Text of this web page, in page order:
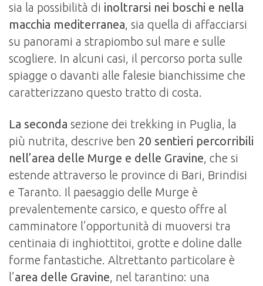
sia la possibilità di inoltrarsi nei boschi e nella
macchia mediterranea, sia quella di affacciarsi
su panorami a strapiombo sul mare e sulle
scogliere. In alcuni casi, il percorso porta sulle
spiagge o davanti alle falesie bianchissime che
caratterizzano questo tratto di costa.
La seconda sezione dei trekking in Puglia, la
più nutrita, descrive ben 20 sentieri percorribili
nell’area delle Murge e delle Gravine, che si
estende attraverso le province di Bari, Brindisi
e Taranto. Il paesaggio delle Murge è
prevalentemente carsico, e questo offre al
camminatore l’opportunità di muoversi tra
centinaia di inghiottitoi, grotte e doline dalle
forme fantastiche. Altrettanto particolare è
l’area delle Gravine, nel tarantino: una